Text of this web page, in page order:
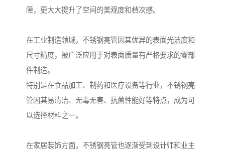
障，更大大提升了空间的美观度和档次感。
在工业制造领域，不锈钢亮管因其优异的表面光洁度和
尺寸精度，被广泛应用于对表面质量有严格要求的零部
件制造。
特别是在食品加工、制药和医疗设备等行业，不锈钢亮
管因其易清洁、无毒无害、抗菌性能好等特点，成为可
以选择材料之一。
在家居装饰方面，不锈钢亮管也逐渐受到设计师和业主